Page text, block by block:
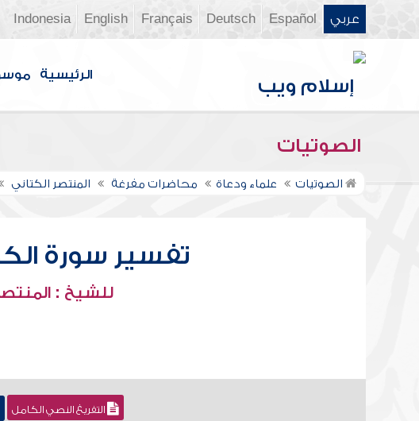
عربي Español
Deutsch
Français
English
Indonesia
الرئيسية
الصوتيات
الصوتيات علماء ودعاة محاضرات مفرغة المنتصر الكتاني
تفسير سورة الكهف
للشيخ :
التفريغ النصي الكامل